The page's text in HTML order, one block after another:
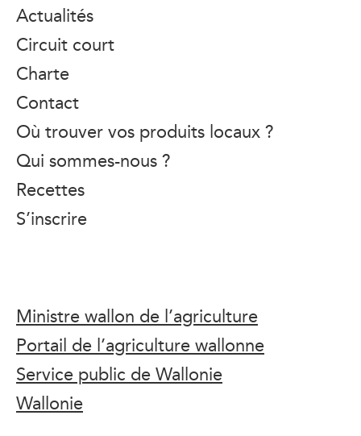
Actualités
Circuit court
Charte
Contact
Où trouver vos produits locaux ?
Qui sommes-nous ?
Recettes
S’inscrire
Ministre wallon de l’agriculture
Portail de l’agriculture wallonne
Service public de Wallonie
Wallonie